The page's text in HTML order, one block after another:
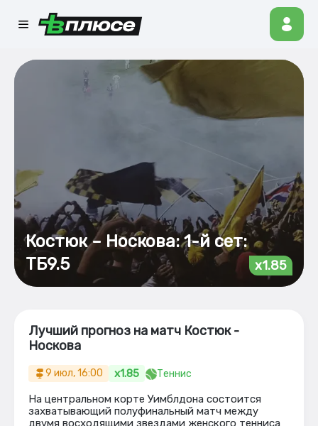
Костюк – Носкова: 1-й сет:
ТБ9.5
x1.85
Лучший прогноз на матч Костюк -
Носкова
9 июл, 16:00 x1.85 Теннис
На центральном корте Уимблдона состоится
захватывающий полуфинальный матч между
двумя восходящими звездами женского тенниса